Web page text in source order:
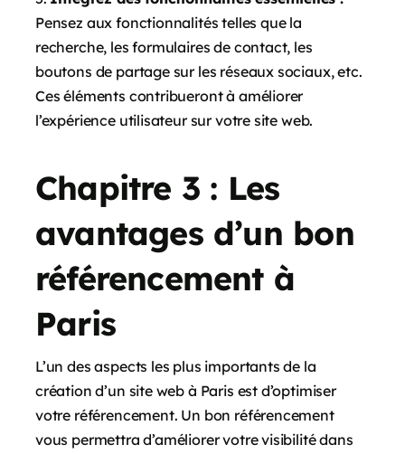
Pensez aux fonctionnalités telles que la
recherche, les formulaires de contact, les
boutons de partage sur les réseaux sociaux, etc.
Ces éléments contribueront à améliorer
l’expérience utilisateur sur votre site web.
Chapitre 3 : Les
avantages d’un bon
référencement à
Paris
L’un des aspects les plus importants de la
création d’un site web à Paris est d’optimiser
votre référencement. Un bon référencement
vous permettra d’améliorer votre visibilité dans